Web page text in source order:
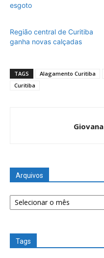
esgoto
Região central de Curitiba
ganha novas calçadas
TAGS Alagamento Curitiba
Curitiba
Arquivos
Arquivos
Tags